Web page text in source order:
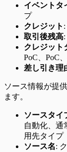
イベントタ
プ
クレジット
取引後残高
クレジット
PoC、PoC
差し引き理
ソース情報が提
ます。
ソースタイ
自動化、通
用先タイプ
ソース名: